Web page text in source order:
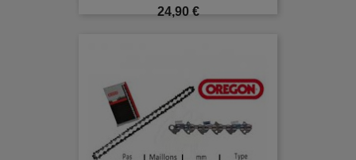
Prix
24,90 €